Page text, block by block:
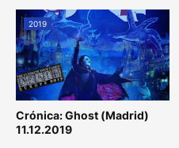
2019
Crónica: Ghost (Madrid)
11.12.2019